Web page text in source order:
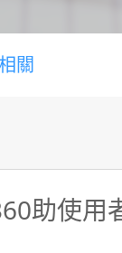
關
助使用